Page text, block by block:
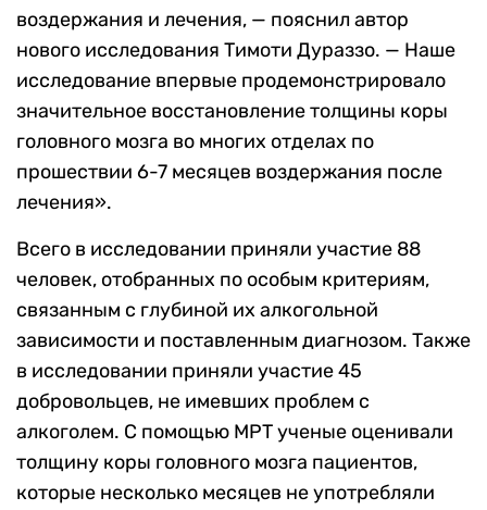
воздержания и лечения, — пояснил автор
нового исследования Тимоти Дураззо. — Наше
исследование впервые продемонстрировало
значительное восстановление толщины коры
головного мозга во многих отделах по
прошествии 6-7 месяцев воздержания после
лечения».
Всего в исследовании приняли участие 88
человек, отобранных по особым критериям,
связанным с глубиной их алкогольной
зависимости и поставленным диагнозом. Также
в исследовании приняли участие 45
добровольцев, не имевших проблем с
алкоголем. С помощью МРТ ученые оценивали
толщину коры головного мозга пациентов,
которые несколько месяцев не употребляли